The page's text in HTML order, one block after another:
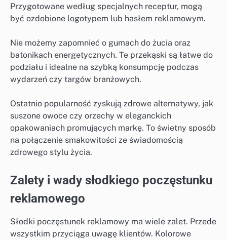
Przygotowane według specjalnych receptur, mogą
być ozdobione logotypem lub hasłem reklamowym.
Nie możemy zapomnieć o gumach do żucia oraz
batonikach energetycznych. Te przekąski są łatwe do
podziału i idealne na szybką konsumpcję podczas
wydarzeń czy targów branżowych.
Ostatnio popularność zyskują zdrowe alternatywy, jak
suszone owoce czy orzechy w eleganckich
opakowaniach promujących markę. To świetny sposób
na połączenie smakowitości ze świadomością
zdrowego stylu życia.
Zalety i wady słodkiego poczęstunku
reklamowego
Słodki poczęstunek reklamowy ma wiele zalet. Przede
wszystkim przyciąga uwagę klientów. Kolorowe